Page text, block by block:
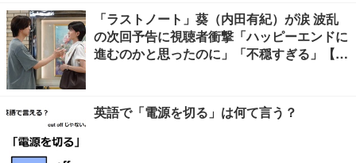
「ラストノート」葵（内田有紀）が涙 波乱
の次回予告に視聴者衝撃「ハッピーエンドに
進むのかと思ったのに」「不穏すぎる」【ネ
英語で「電源を切る」は何て言う？